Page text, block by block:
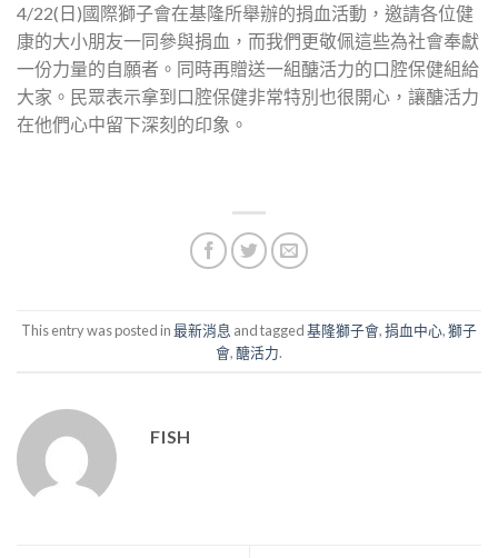
4/22(日)國際獅子會在基隆所舉辦的捐血活動，邀請各位健
康的大小朋友一同參與捐血，而我們更敬佩這些為社會奉獻
一份力量的自願者。同時再贈送一組醣活力的口腔保健組給
大家。民眾表示拿到口腔保健非常特別也很開心，讓醣活力
在他們心中留下深刻的印象。
This entry was posted in最新消息 and tagged基隆獅子會,捐血中心,獅子
會,醣活力.
FISH